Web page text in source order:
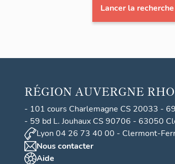
Lancer la recherche
RÉGION AUVERGNE
- 101 cours Charlemagne CS 20033 -
- 59 bd L. Jouhaux CS 90706 - 63050
Lyon 04 26 73 40 00 - Clermont-
Nous contacter
Aide